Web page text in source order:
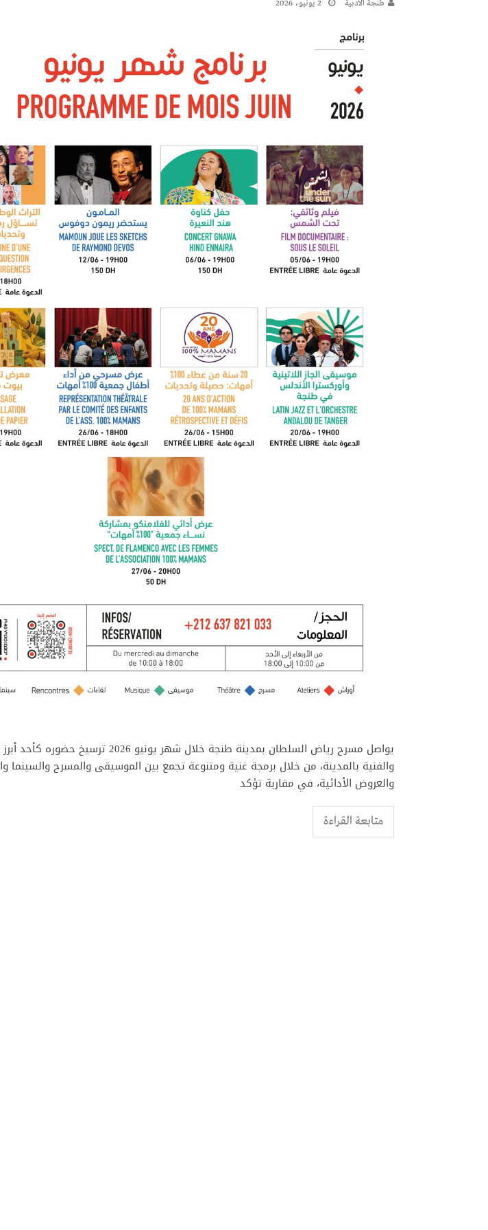
طنجة الأدبية 2 يونيو، 2026
يواصل مسرح رياض السلطان بمدينة طنجة خلال شهر يونيو
والفنية بالمدينة، من خلال برمجة غنية ومتنوعة تجمع بين الموسيقى والمسرح والسينما
والعروض الأدائية، في مقاربة تؤكد
متابعة القراءة